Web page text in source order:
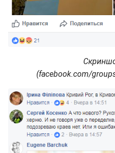
(facebook.com/